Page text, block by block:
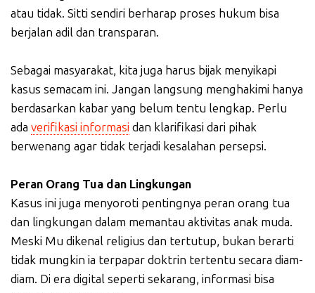
atau tidak. Sitti sendiri berharap proses hukum bisa
berjalan adil dan transparan.
Sebagai masyarakat, kita juga harus bijak menyikapi
kasus semacam ini. Jangan langsung menghakimi hanya
berdasarkan kabar yang belum tentu lengkap. Perlu
ada verifikasi informasi dan klarifikasi dari pihak
berwenang agar tidak terjadi kesalahan persepsi.
Peran Orang Tua dan Lingkungan
Kasus ini juga menyoroti pentingnya peran orang tua
dan lingkungan dalam memantau aktivitas anak muda.
Meski Mu dikenal religius dan tertutup, bukan berarti
tidak mungkin ia terpapar doktrin tertentu secara diam-
diam. Di era digital seperti sekarang, informasi bisa